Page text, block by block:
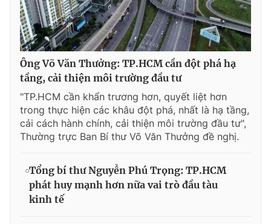
Ông Võ Văn Thưởng: TP.HCM cần đột phá hạ
tầng, cải thiện môi trường đầu tư
"TP.HCM cần khẩn trương hơn, quyết liệt hơn
trong thực hiện các khâu đột phá, nhất là hạ tầng,
cải cách hành chính, cải thiện môi trường đầu tư",
Thường trực Ban Bí thư Võ Văn Thưởng đề nghị.
Tổng bí thư Nguyễn Phú Trọng: TP.HCM
phát huy mạnh hơn nữa vai trò đầu tàu
kinh tế